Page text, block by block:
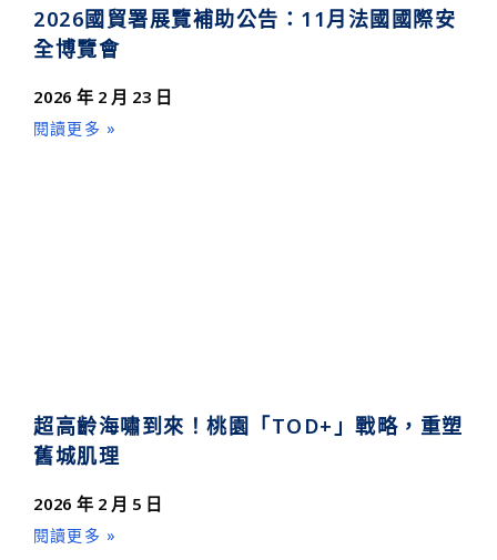
2026國貿署展覽補助公告：11月法國國際安
全博覽會
2026 年 2 月 23 日
閱讀更多 »
超高齡海嘯到來！桃園「TOD+」戰略，重塑
舊城肌理
2026 年 2 月 5 日
閱讀更多 »